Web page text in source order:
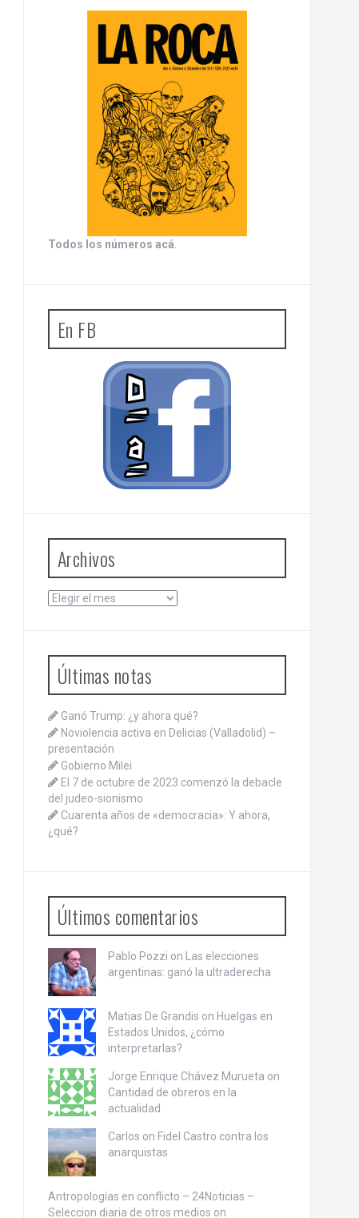
Todos los números acá.
En FB
Archivos
Archivos
Últimas notas
Ganó Trump: ¿y ahora qué?
Noviolencia activa en Delicias (Valladolid) –
presentación
Gobierno Milei
El 7 de octubre de 2023 comenzó la debacle
del judeo-sionismo
Cuarenta años de «democracia»: Y ahora,
¿qué?
Últimos comentarios
Pablo Pozzi on Las elecciones
argentinas: ganó la ultraderecha
Matias De Grandis on Huelgas en
Estados Unidos, ¿cómo
interpretarlas?
Jorge Enrique Chávez Murueta on
Cantidad de obreros en la
actualidad
Carlos on Fidel Castro contra los
anarquistas
Antropologías en conflicto – 24Noticias –
Seleccion diaria de otros medios on